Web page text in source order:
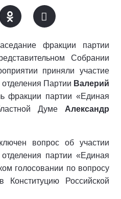
фракции партии
Собрании
приняли участие
отделения Партии Валерий
фракции партии «Единая
Думе Александр
вопрос об участии
отделения партии «Единая
голосовании по вопросу
Конституцию Российской